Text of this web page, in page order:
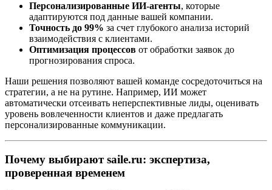
Персонализированные ИИ-агенты, которые
адаптируются под данные вашей компании.
Точность до 99% за счет глубокого анализа историй
взаимодействия с клиентами.
Оптимизация процессов от обработки заявок до
прогнозирования спроса.
Наши решения позволяют вашей команде сосредоточиться на
стратегии, а не на рутине. Например, ИИ может
автоматически отсеивать неперспективные лиды, оценивать
уровень вовлеченности клиентов и даже предлагать
персонализированные коммуникации.
Почему выбирают saile.ru: экспертиза,
проверенная временем